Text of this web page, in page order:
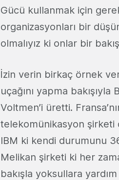
Gücü kullanmak için
organizasyonları bir
olmalıyız ki onlar bir
İzin verin birkaç örnek
uçağını yapma
Voltmen’i üretti.
telekomünikasyon şirketi
IBM ki kendi durumunu
Melikan şirketi ki her
bakışla yoksullara